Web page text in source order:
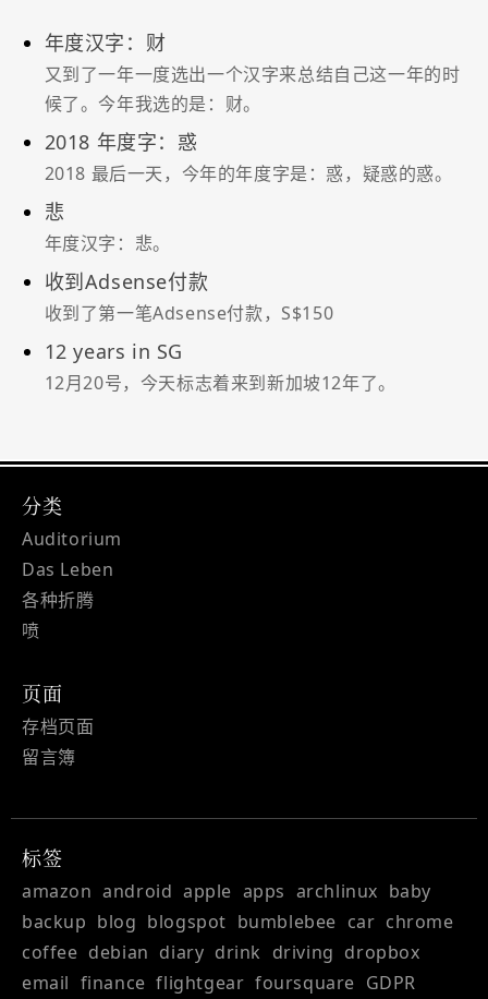
年度汉字：财
又到了一年一度选出一个汉字来总结自己这一年的时
候了。今年我选的是：财。
2018 年度字：惑
2018 最后一天，今年的年度字是：惑，疑惑的惑。
悲
年度汉字：悲。
收到Adsense付款
收到了第一笔Adsense付款，S$150
12 years in SG
12月20号，今天标志着来到新加坡12年了。
分类
Auditorium
Das Leben
各种折腾
喷
页面
存档页面
留言簿
标签
amazon android apple apps archlinux baby
backup blog blogspot bumblebee car chrome
coffee debian diary drink driving dropbox
email finance flightgear foursquare GDPR